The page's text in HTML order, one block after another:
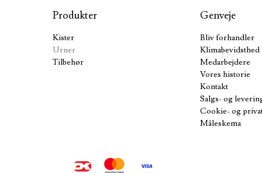
Produkter
Kister
Urner
Tilbehør
Genveje
Bliv forhandler
Klimabevidsthed
Medarbejdere
Vores historie
Kontakt
Salgs- og
Cookie- og
Måleskema